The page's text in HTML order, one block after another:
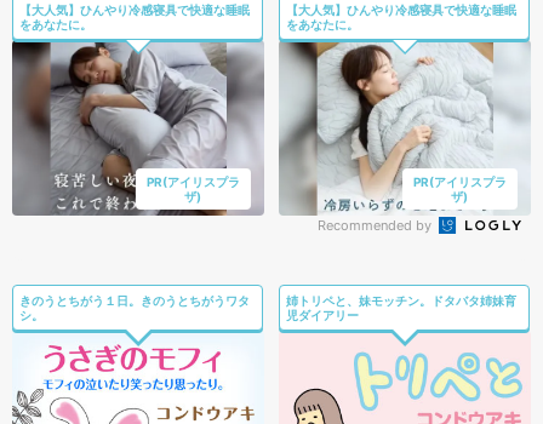
【大人気】ひんやり冷感寝具で快適な睡眠
をあなたに。
PR(アイリスプラ
ザ)
【大人気】ひんやり冷感寝具で快適な睡眠
をあなたに。
PR(アイリスプラ
ザ)
Recommended by
きのうとちがう１日。きのうとちがうワタ
シ。
姉トリペと、妹モッチン。ドタバタ姉妹育
児ダイアリー